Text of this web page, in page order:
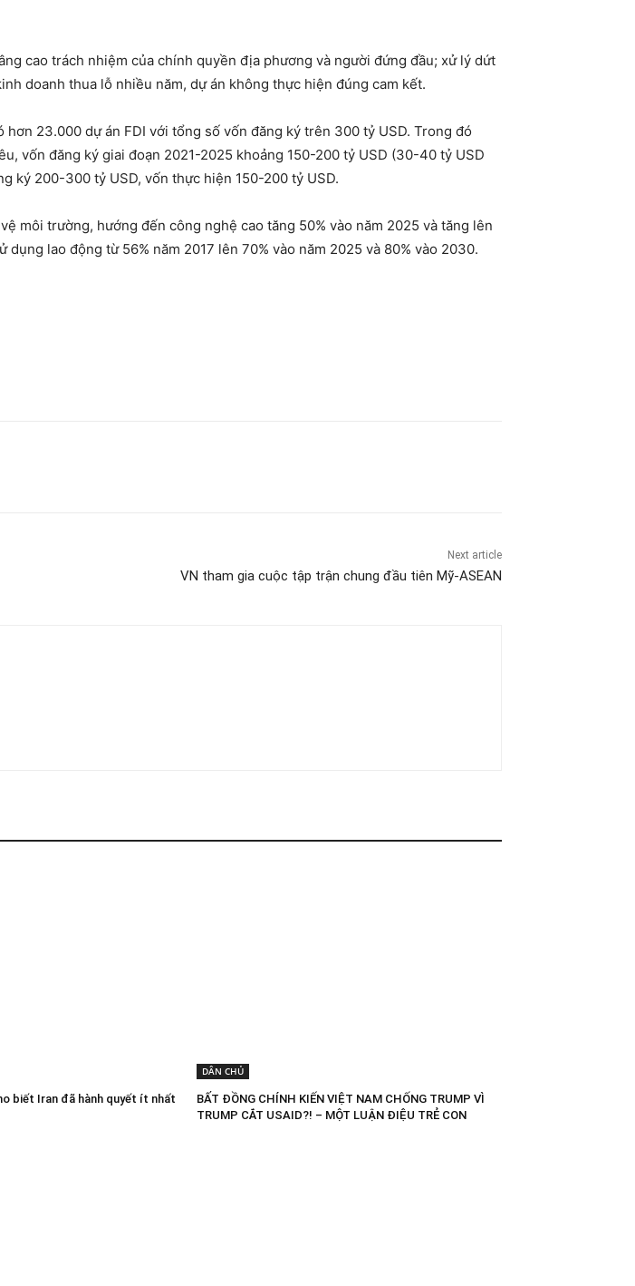
cao trách nhiệm của chính quyền địa phương và người đứng đầu; xử lý dứt
doanh thua lỗ nhiều năm, dự án không thực hiện đúng cam kết.
23.000 dự án FDI với tổng số vốn đăng ký trên 300 tỷ USD. Trong đó
vốn đăng ký giai đoạn 2021-2025 khoảng 150-200 tỷ USD (30-40 tỷ USD
ký 200-300 tỷ USD, vốn thực hiện 150-200 tỷ USD.
môi trường, hướng đến công nghệ cao tăng 50% vào năm 2025 và tăng lên
lao động từ 56% năm 2017 lên 70% vào năm 2025 và 80% vào 2030.
Next article
VN tham gia cuộc tập trận chung đầu tiên Mỹ-ASEAN
biết Iran đã hành quyết ít nhất
DÂN CHỦ
BẤT ĐỒNG CHÍNH KIẾN VIỆT NAM CHỐNG TRUMP VÌ
TRUMP CẮT USAID?! – MỘT LUẬN ĐIỆU TRẺ CON